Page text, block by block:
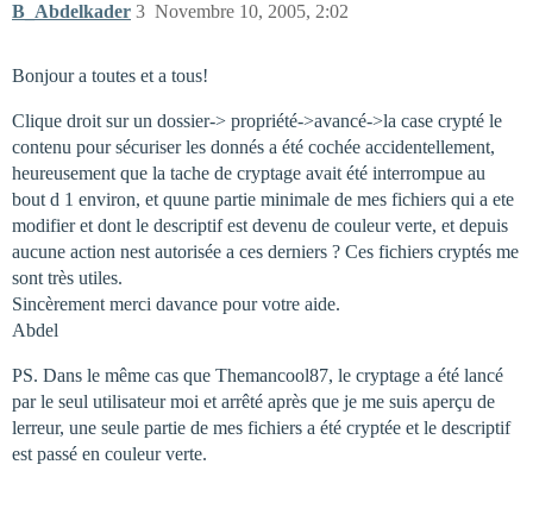
B_Abdelkader Novembre 10, 2005, 2:02
3
Bonjour a toutes et a tous!
Clique droit sur un dossier-> propriété->avancé->la case crypté le
contenu pour sécuriser les donnés a été cochée accidentellement,
heureusement que la tache de cryptage avait été interrompue au
bout d 1 environ, et quune partie minimale de mes fichiers qui a ete
modifier et dont le descriptif est devenu de couleur verte, et depuis
aucune action nest autorisée a ces derniers ? Ces fichiers cryptés me
sont très utiles.
Sincèrement merci davance pour votre aide.
Abdel
PS. Dans le même cas que Themancool87, le cryptage a été lancé
par le seul utilisateur moi et arrêté après que je me suis aperçu de
lerreur, une seule partie de mes fichiers a été cryptée et le descriptif
est passé en couleur verte.